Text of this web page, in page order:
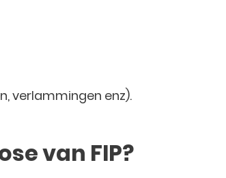
verlammingen enz).
van FIP?